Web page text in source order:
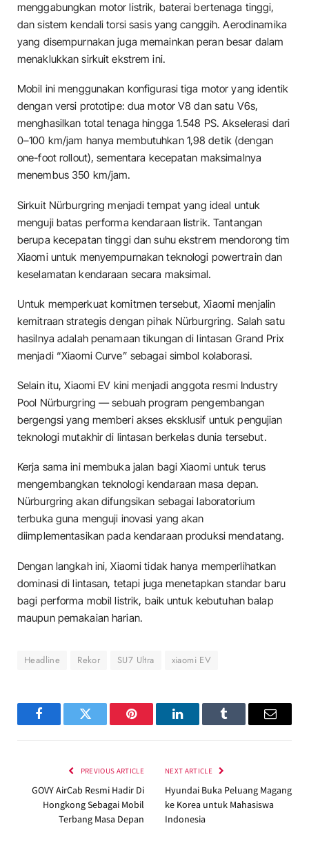
menggabungkan motor listrik, baterai bertenaga tinggi,
dan sistem kendali torsi sasis yang canggih. Aerodinamika
yang disempurnakan juga memainkan peran besar dalam
menaklukkan sirkuit ekstrem ini.
Mobil ini menggunakan konfigurasi tiga motor yang identik
dengan versi prototipe: dua motor V8 dan satu V6s,
menghasilkan total tenaga hingga 1.548 PS. Akselerasi dari
0–100 km/jam hanya membutuhkan 1,98 detik (dengan
one-foot rollout), sementara kecepatan maksimalnya
menembus 350 km/jam.
Sirkuit Nürburgring menjadi tempat yang ideal untuk
menguji batas performa kendaraan listrik. Tantangan
berupa kecepatan tinggi dan suhu ekstrem mendorong tim
Xiaomi untuk menyempurnakan teknologi powertrain dan
keselamatan kendaraan secara maksimal.
Untuk memperkuat komitmen tersebut, Xiaomi menjalin
kemitraan strategis dengan pihak Nürburgring. Salah satu
hasilnya adalah penamaan tikungan di lintasan Grand Prix
menjadi “Xiaomi Curve” sebagai simbol kolaborasi.
Selain itu, Xiaomi EV kini menjadi anggota resmi Industry
Pool Nürburgring — sebuah program pengembangan
bergengsi yang memberi akses eksklusif untuk pengujian
teknologi mutakhir di lintasan berkelas dunia tersebut.
Kerja sama ini membuka jalan bagi Xiaomi untuk terus
mengembangkan teknologi kendaraan masa depan.
Nürburgring akan difungsikan sebagai laboratorium
terbuka guna menguji inovasi yang akan
diimplementasikan pada kendaraan produksi mendatang.
Dengan langkah ini, Xiaomi tidak hanya memperlihatkan
dominasi di lintasan, tetapi juga menetapkan standar baru
bagi performa mobil listrik, baik untuk kebutuhan balap
maupun pemakaian harian.
Headline Rekor SU7 Ultra xiaomi EV
FacebookTwitter Pinterest LinkedInTumblr Email
PREVIOUS ARTICLE
GOVY AirCab Resmi Hadir Di
Hongkong Sebagai Mobil
Terbang Masa Depan
NEXT ARTICLE
Hyundai Buka Peluang Magang
ke Korea untuk Mahasiswa
Indonesia